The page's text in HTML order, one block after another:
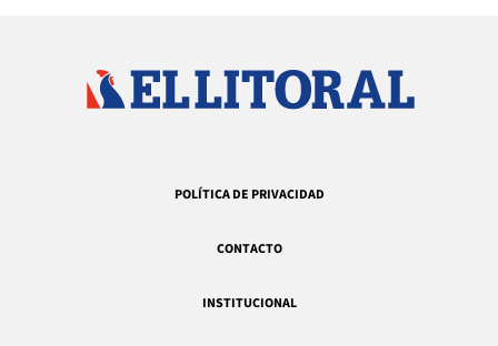
POLÍTICA DE PRIVACIDAD
CONTACTO
INSTITUCIONAL